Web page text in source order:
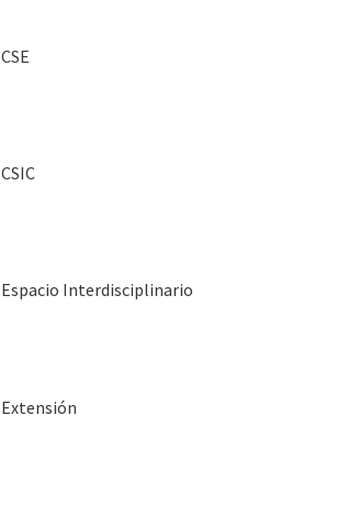
CSE
CSIC
Espacio Interdisciplinario
Extensión